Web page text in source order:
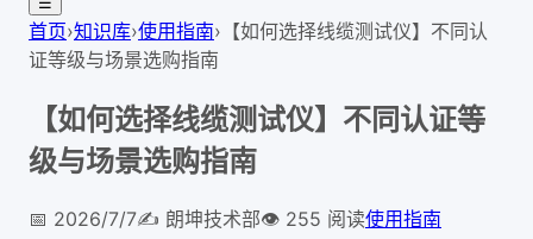
首页›知识库›使用指南› 【如何选择线缆测试仪】不同认
证等级与场景选购指南
【如何选择线缆测试仪】不同认证等
级与场景选购指南
📅 2026/7/7✍️ 朗坤技术部👁 255 阅读使用指南